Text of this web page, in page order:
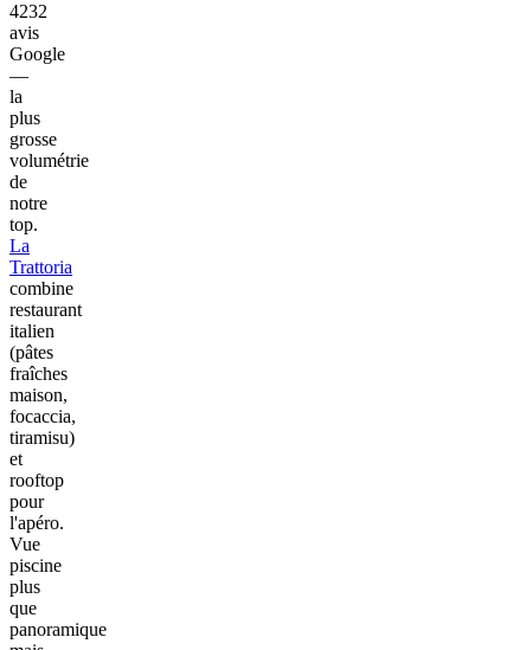
4232
avis
Google
—
la
plus
grosse
volumétrie
de
notre
top.
La
Trattoria
combine
restaurant
italien
(pâtes
fraîches
maison,
focaccia,
tiramisu)
et
rooftop
pour
l'apéro.
Vue
piscine
plus
que
panoramique